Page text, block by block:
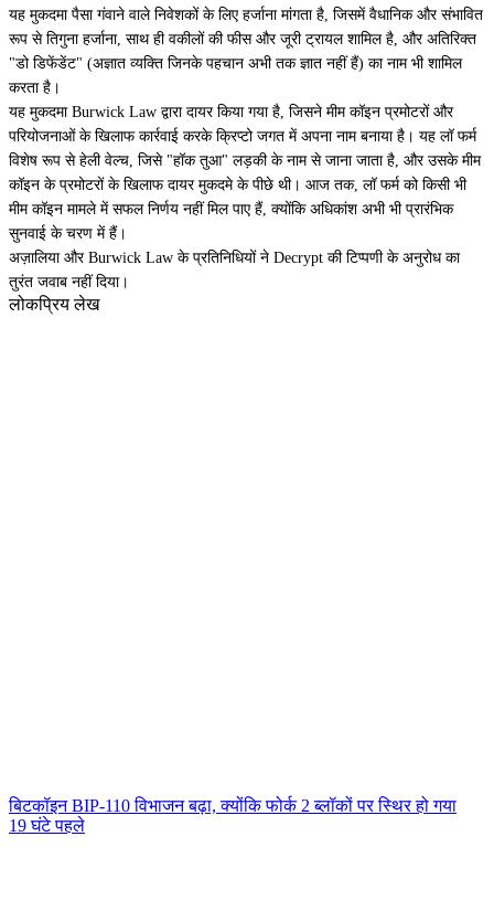
यह मुकदमा पैसा गंवाने वाले निवेशकों के लिए हर्जाना मांगता है, जिसमें वैधानिक और संभावित
रूप से तिगुना हर्जाना, साथ ही वकीलों की फीस और जूरी ट्रायल शामिल है, और अतिरिक्त
"डो डिफेंडेंट" (अज्ञात व्यक्ति जिनके पहचान अभी तक ज्ञात नहीं हैं) का नाम भी शामिल
करता है।
यह मुकदमा Burwick Law द्वारा दायर किया गया है, जिसने मीम कॉइन प्रमोटरों और
परियोजनाओं के खिलाफ कार्रवाई करके क्रिप्टो जगत में अपना नाम बनाया है। यह लॉ फर्म
विशेष रूप से हेली वेल्च, जिसे "हॉक तुआ" लड़की के नाम से जाना जाता है, और उसके मीम
कॉइन के प्रमोटरों के खिलाफ दायर मुकदमे के पीछे थी। आज तक, लॉ फर्म को किसी भी
मीम कॉइन मामले में सफल निर्णय नहीं मिल पाए हैं, क्योंकि अधिकांश अभी भी प्रारंभिक
सुनवाई के चरण में हैं।
अज़ालिया और Burwick Law के प्रतिनिधियों ने Decrypt की टिप्पणी के अनुरोध का
तुरंत जवाब नहीं दिया।
लोकप्रिय लेख
बिटकॉइन BIP-110 विभाजन बढ़ा, क्योंकि फोर्क 2 ब्लॉकों पर स्थिर हो गया
19 घंटे पहले